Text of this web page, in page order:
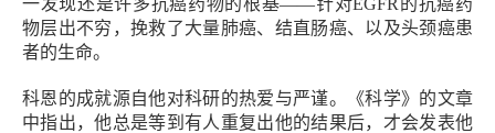
物层出不穷，挽救了大量肺癌、结直肠癌、以及头颈癌患
者的生命。
科恩的成就源自他对科研的热爱与严谨。《科学》的文章
中指出，他总是等到有人重复出他的结果后，才会发表他